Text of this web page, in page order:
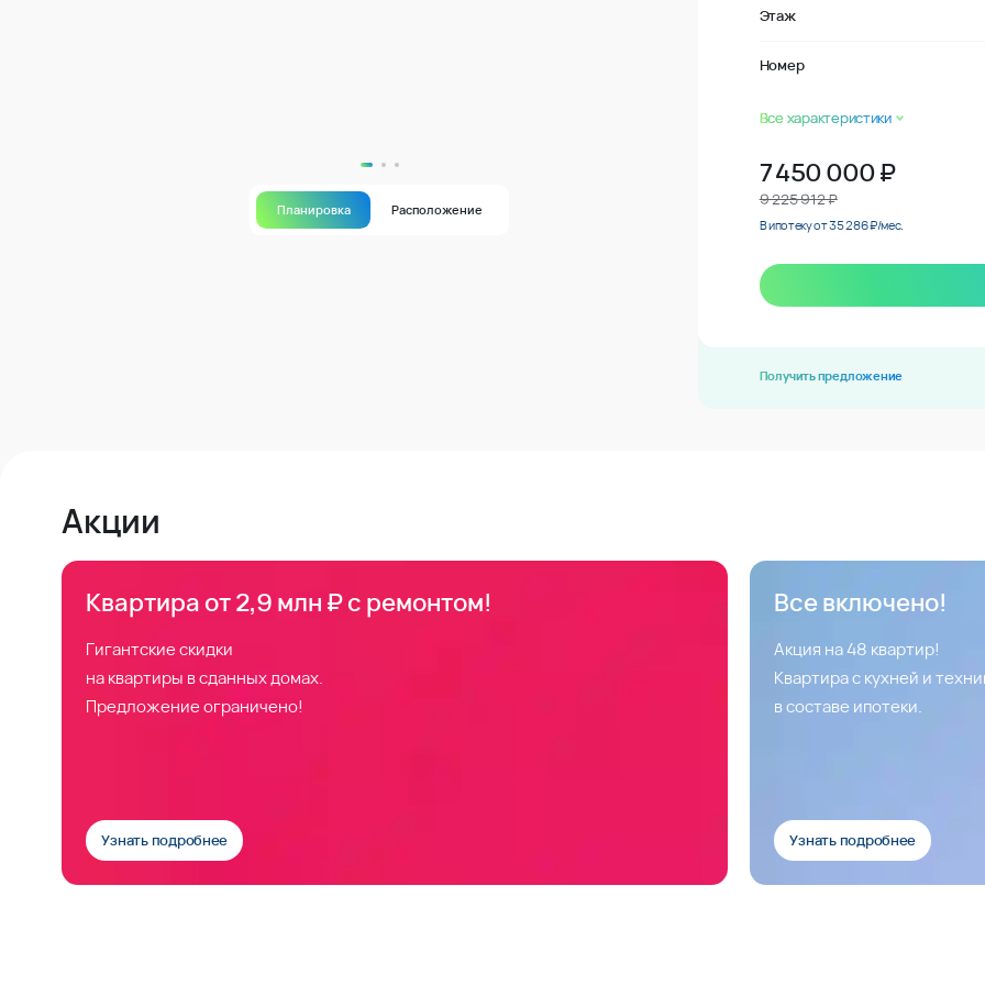
Планировка Расположение
Этаж
Номер
Все характеристики
7 450 000₽
9 225 912 ₽
В ипотеку от 35 286 ₽/мес.
Получить предложение
Акции
Квартира от 2,9 млн ₽ с ремонтом!
Гигантские скидки
на квартиры в сданных домах.
Предложение ограничено!
Узнать подробнее
Все включено!
Акция на 48 квартир!
Квартира с кухней и
в составе ипотеки.
Узнать подробнее